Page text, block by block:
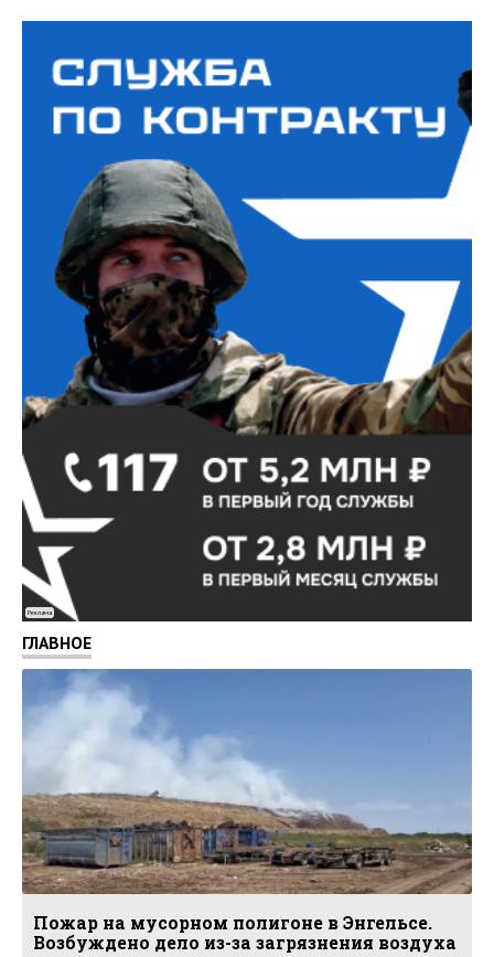
Реклама
ГЛАВНОЕ
Пожар на мусорном полигоне в Энгельсе.
Возбуждено дело из-за загрязнения воздуха